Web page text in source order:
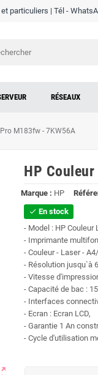
particuliers | Tél -
RÉSEAUX
M183fw - 7KW56A
HP
Marque : HP
check En stock
- Model : HP
- Imprimante
- Couleur - Laser -
- Résolution jusqu`à
- Vitesse
- Capacité de bac :
- Interfaces
- Ecran : Ecran LCD,
- Garantie 1 An
- Cycle d'utilisation